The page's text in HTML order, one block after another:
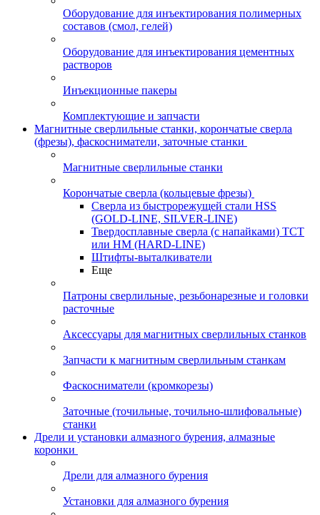
Оборудование для инъектирования полимерных
составов (смол, гелей)
Оборудование для инъектирования цементных
растворов
Инъекционные пакеры
Комплектующие и запчасти
Магнитные сверлильные станки, корончатые сверла
(фрезы), фаскосниматели, заточные станки
Магнитные сверлильные станки
Корончатые сверла (кольцевые фрезы)
Сверла из быстрорежущей стали HSS
(GOLD-LINE, SILVER-LINE)
Твердосплавные сверла (с напайками) ТСТ
или HM (HARD-LINE)
Штифты-выталкиватели
Еще
Патроны сверлильные, резьбонарезные и головки
расточные
Аксессуары для магнитных сверлильных станков
Запчасти к магнитным сверлильным станкам
Фаскосниматели (кромкорезы)
Заточные (точильные, точильно-шлифовальные)
станки
Дрели и установки алмазного бурения, алмазные
коронки
Дрели для алмазного бурения
Установки для алмазного бурения